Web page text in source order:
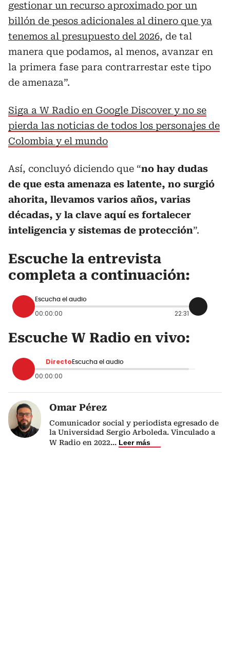
gestionar un recurso aproximado por un
billón de pesos adicionales al dinero que ya
tenemos al presupuesto del 2026, de tal
manera que podamos, al menos, avanzar en
la primera fase para contrarrestar este tipo
de amenaza”.
Siga a W Radio en Google Discover y no se
pierda las noticias de todos los personajes de
Colombia y el mundo
Así, concluyó diciendo que “no hay dudas
de que esta amenaza es latente, no surgió
ahorita, llevamos varios años, varias
décadas, y la clave aquí es fortalecer
inteligencia y sistemas de protección”.
Escuche la entrevista
completa a continuación:
Escucha el audio
00:00:00 22:31
Escuche W Radio en vivo:
Directo Escucha el audio
00:00:00
Omar Pérez
Comunicador social y periodista egresado de
la Universidad Sergio Arboleda. Vinculado a
W Radio en 2022... Leer más